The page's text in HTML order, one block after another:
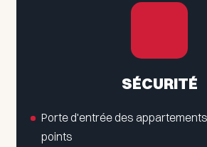
SÉCURITÉ
Porte d'entrée des
points